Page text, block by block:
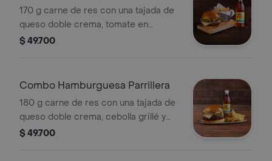
170 g carne de res con una tajada de
queso doble crema, tomate en
rodajas, cebolla en rodajas, lechuga y
papas y bebida.
$ 49.700
Combo Hamburguesa Parrillera
180 g carne de res con una tajada de
queso doble crema, cebolla grillé y
salsa BBQ en pan brioche
$ 49.700